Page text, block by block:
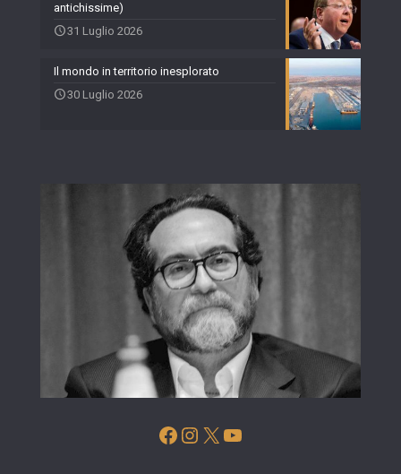
antichissime)
31 Luglio 2026
Il mondo in territorio inesplorato
30 Luglio 2026
Facebook
Instagram
X YouTube